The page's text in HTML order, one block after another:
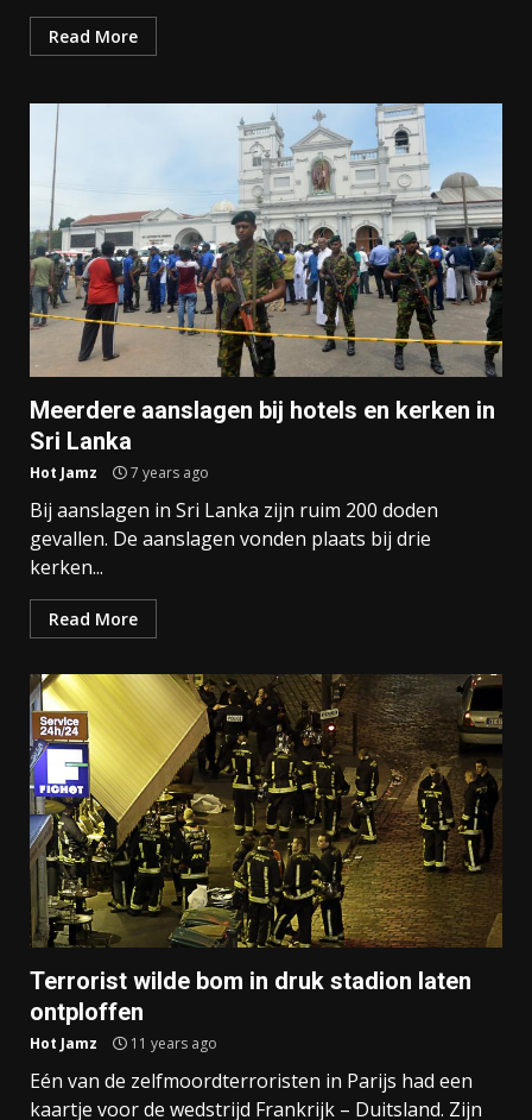
Read More
Meerdere aanslagen bij hotels en kerken in
Sri Lanka
Hot Jamz 7 years ago
Bij aanslagen in Sri Lanka zijn ruim 200 doden
gevallen. De aanslagen vonden plaats bij drie
kerken...
Read More
Terrorist wilde bom in druk stadion laten
ontploffen
Hot Jamz 11 years ago
Eén van de zelfmoordterroristen in Parijs had een
kaartje voor de wedstrijd Frankrijk – Duitsland. Zijn